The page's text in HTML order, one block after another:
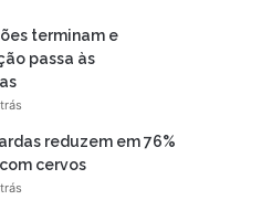
terminam e
passa às
reduzem em 76%
cervos